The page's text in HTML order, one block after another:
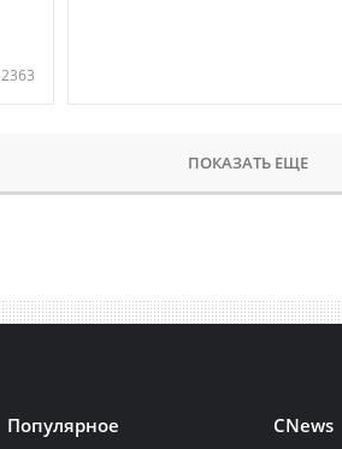
2363
ПОКАЗАТЬ ЕЩЕ
Популярное CNews